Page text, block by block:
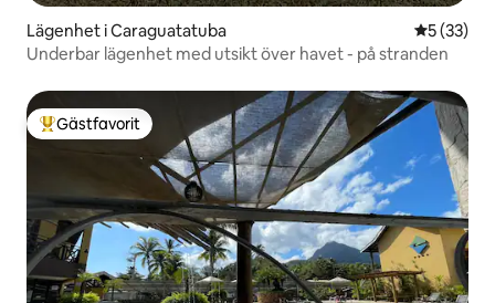
Lägenhet i Caraguatatuba 5 av 5 i
5 (33)
Underbar lägenhet med utsikt över havet - på stranden
Populär gästfavorit
Gästfavorit